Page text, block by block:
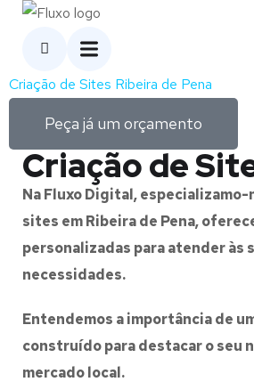
Criação de Sites Ribeira de Pena
Peça já um orçamento
Criação de
Na Fluxo Digital, especializamo-
sites em Ribeira de Pena,
personalizadas para atender às
necessidades.
Entendemos a importância de
construído para destacar o seu
mercado local.